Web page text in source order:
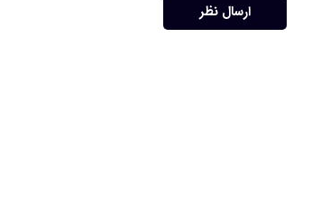
ارسال نظر